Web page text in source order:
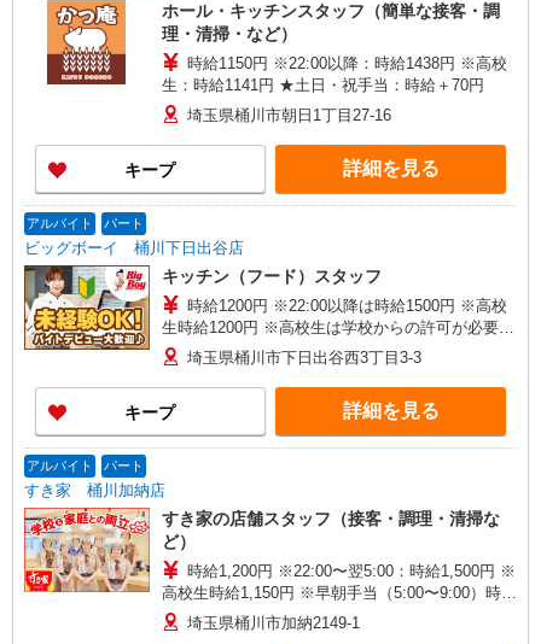
ホール・キッチンスタッフ（簡単な接客・調
理・清掃・など）
時給1150円 ※22:00以降：時給1438円 ※高校
生：時給1141円 ★土日・祝手当：時給＋70円
埼玉県桶川市朝日1丁目27-16
キープ 詳細を見る
アルバイト パート
ビッグボーイ 桶川下日出谷店
キッチン（フード）スタッフ
時給1200円 ※22:00以降は時給1500円 ※高校
生時給1200円 ※高校生は学校からの許可が必要な
場合、通学中の学校からの許可証が必要となりま
す。
埼玉県桶川市下日出谷西3丁目3-3
キープ 詳細を見る
アルバイト パート
すき家 桶川加納店
すき家の店舗スタッフ（接客・調理・清掃な
ど）
時給1,200円 ※22:00〜翌5:00：時給1,500円 ※
高校生時給1,150円 ※早朝手当（5:00〜9:00）時給
＋150円
埼玉県桶川市加納2149-1